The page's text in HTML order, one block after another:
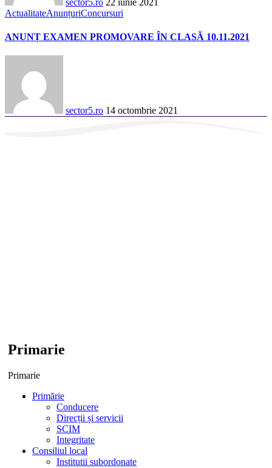
ActualitateAnunțuriConcursuri
ANUNȚ EXAMEN PROMOVARE ÎN CLASĂ 10.11.2021
sector5.ro 14 octombrie 2021
Primarie
Primarie
Primărie
Conducere
Direcții și servicii
SCIM
Integritate
Consiliul local
Institutii subordonate